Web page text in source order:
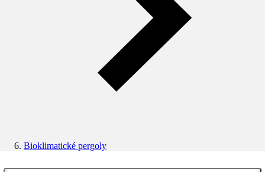
Bioklimatické pergoly